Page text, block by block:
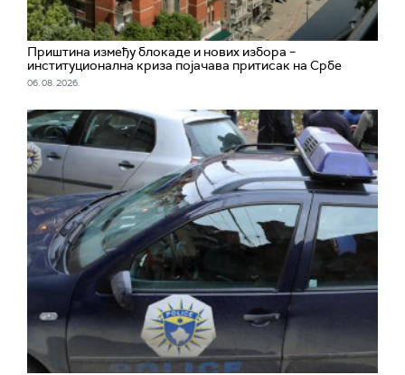
Приштина између блокаде и нових избора –
институционална криза појачава притисак на Србе
06. 08. 2026.